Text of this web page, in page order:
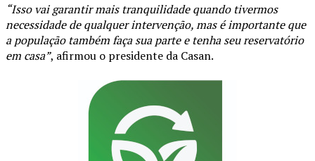
“Isso vai garantir mais tranquilidade quando tivermos
necessidade de qualquer intervenção, mas é importante que
a população também faça sua parte e tenha seu reservatório
em casa”, afirmou o presidente da Casan.